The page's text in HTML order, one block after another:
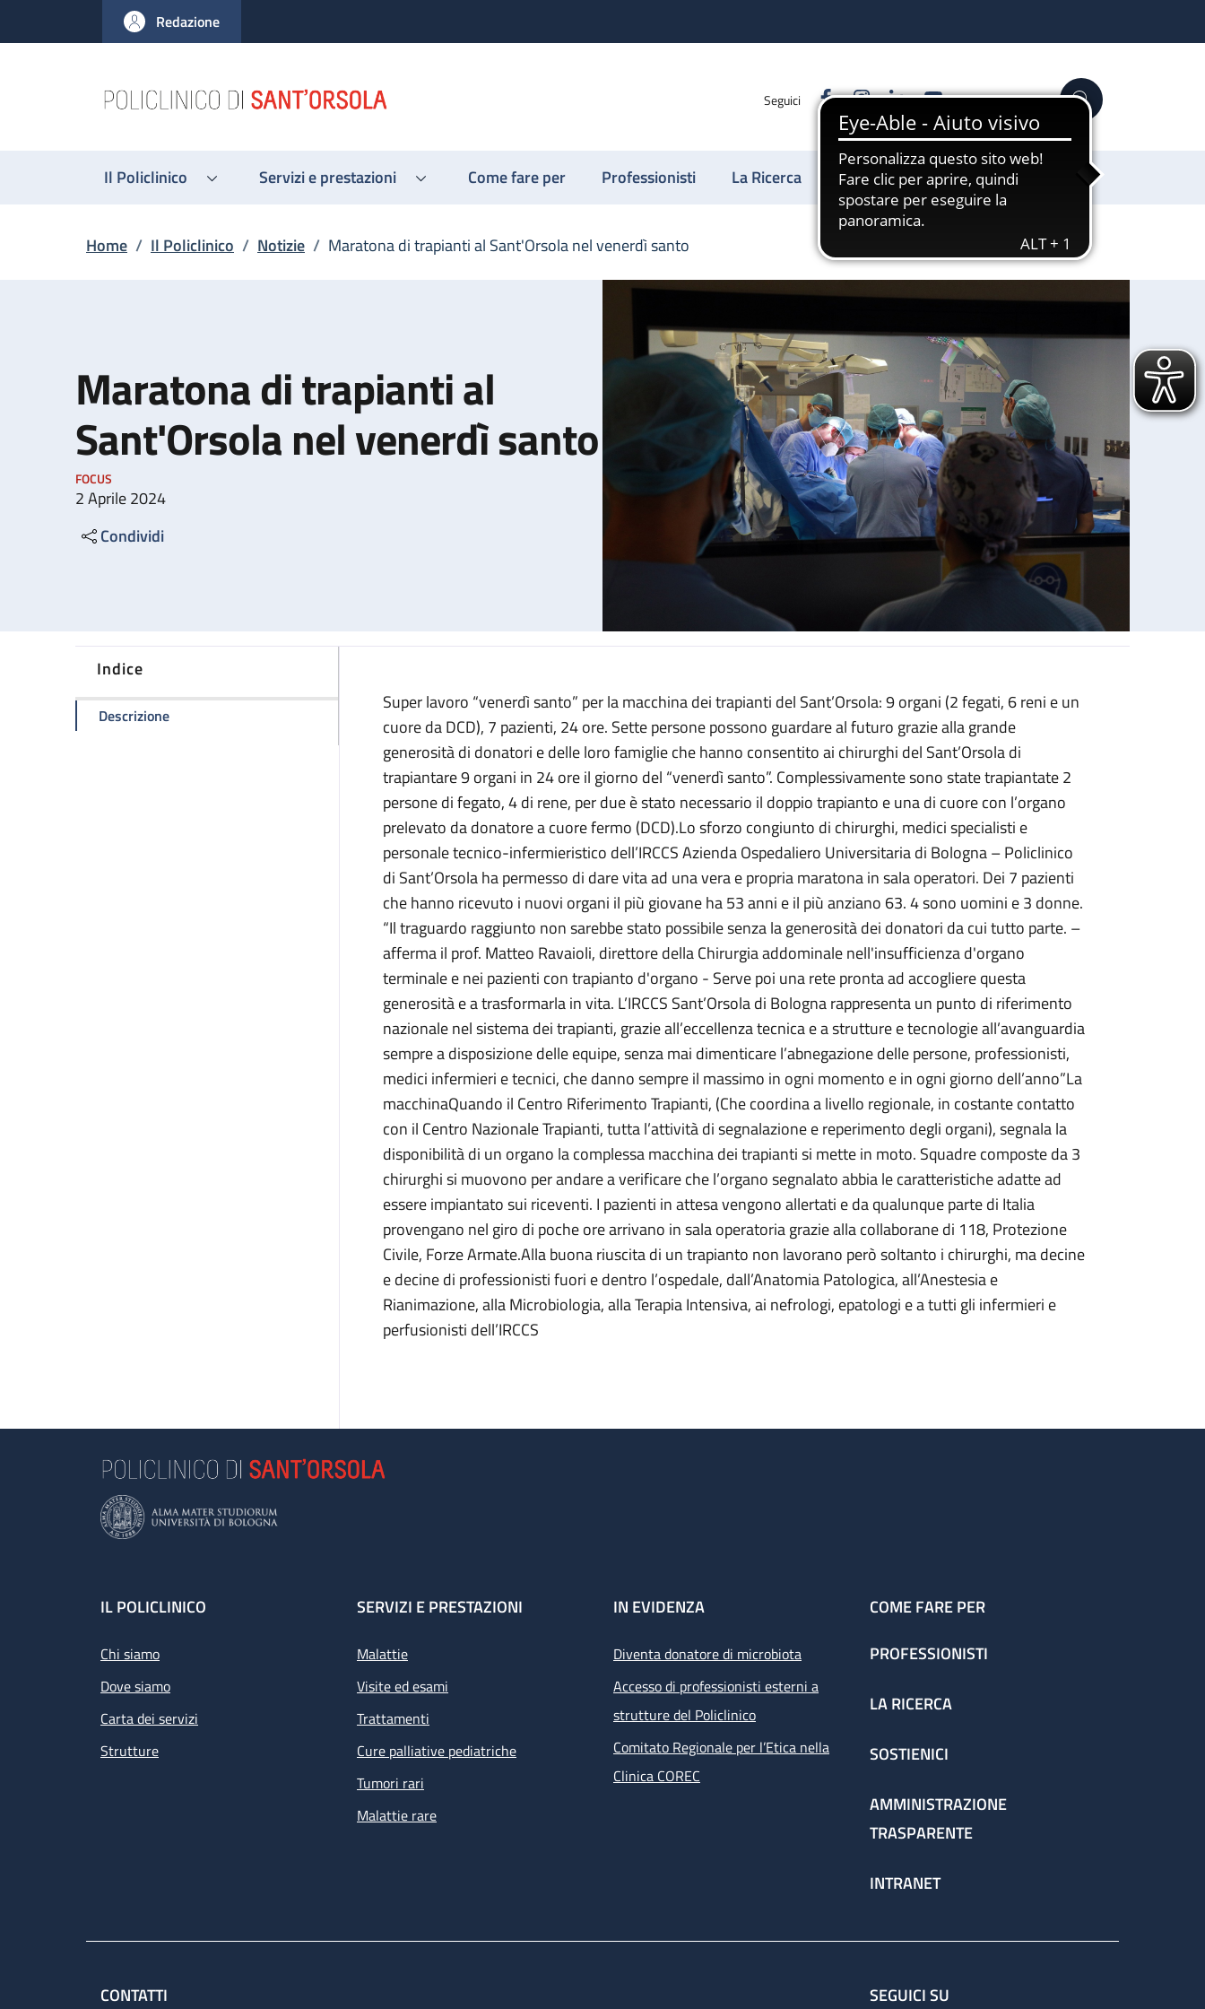
al contenuto principale
to footer content
Redazione
Seguici FacebookInstagram
LinkedinYouTube Cerca
Il Policlinico Servizi e prestazioni Come fare per Professionisti La Ricerca Sostienici
Briciole di pane
Home / Il Policlinico / Notizie / Maratona di trapianti al Sant'Orsola nel venerdì santo
Maratona di trapianti al
Sant'Orsola nel venerdì santo
FOCUS
2 Aprile 2024
Condividi
Indice
Descrizionedella pagina Maratona di trapianti al Sant'Orsola nel venerdì santo
Super lavoro “venerdì santo” per la macchina dei trapianti del Sant’Orsola: 9 organi (2 fegati, 6 reni e un
cuore da DCD), 7 pazienti, 24 ore. Sette persone possono guardare al futuro grazie alla grande
generosità di donatori e delle loro famiglie che hanno consentito ai chirurghi del Sant’Orsola di
trapiantare 9 organi in 24 ore il giorno del “venerdì santo”. Complessivamente sono state trapiantate 2
persone di fegato, 4 di rene, per due è stato necessario il doppio trapianto e una di cuore con l’organo
prelevato da donatore a cuore fermo (DCD).Lo sforzo congiunto di chirurghi, medici specialisti e
personale tecnico-infermieristico dell’IRCCS Azienda Ospedaliero Universitaria di Bologna – Policlinico
di Sant’Orsola ha permesso di dare vita ad una vera e propria maratona in sala operatori. Dei 7 pazienti
che hanno ricevuto i nuovi organi il più giovane ha 53 anni e il più anziano 63. 4 sono uomini e 3 donne.
“Il traguardo raggiunto non sarebbe stato possibile senza la generosità dei donatori da cui tutto parte. –
afferma il prof. Matteo Ravaioli, direttore della Chirurgia addominale nell'insufficienza d'organo
terminale e nei pazienti con trapianto d'organo - Serve poi una rete pronta ad accogliere questa
generosità e a trasformarla in vita. L’IRCCS Sant’Orsola di Bologna rappresenta un punto di riferimento
nazionale nel sistema dei trapianti, grazie all’eccellenza tecnica e a strutture e tecnologie all’avanguardia
sempre a disposizione delle equipe, senza mai dimenticare l’abnegazione delle persone, professionisti,
medici infermieri e tecnici, che danno sempre il massimo in ogni momento e in ogni giorno dell’anno”La
macchinaQuando il Centro Riferimento Trapianti, (Che coordina a livello regionale, in costante contatto
con il Centro Nazionale Trapianti, tutta l’attività di segnalazione e reperimento degli organi), segnala la
disponibilità di un organo la complessa macchina dei trapianti si mette in moto. Squadre composte da 3
chirurghi si muovono per andare a verificare che l’organo segnalato abbia le caratteristiche adatte ad
essere impiantato sui riceventi. I pazienti in attesa vengono allertati e da qualunque parte di Italia
provengano nel giro di poche ore arrivano in sala operatoria grazie alla collaborane di 118, Protezione
Civile, Forze Armate.Alla buona riuscita di un trapianto non lavorano però soltanto i chirurghi, ma decine
e decine di professionisti fuori e dentro l’ospedale, dall’Anatomia Patologica, all’Anestesia e
Rianimazione, alla Microbiologia, alla Terapia Intensiva, ai nefrologi, epatologi e a tutti gli infermieri e
perfusionisti dell’IRCCS
Footer
IL POLICLINICO
Chi siamo
Dove siamo
Carta dei servizi
Strutture
SERVIZI E PRESTAZIONI
Malattie
Visite ed esami
Trattamenti
Cure palliative pediatriche
Tumori rari
Malattie rare
IN EVIDENZA
Diventa donatore di microbiota
Accesso di professionisti esterni a
strutture del Policlinico
Comitato Regionale per l’Etica nella
Clinica COREC
COME FARE PER
PROFESSIONISTI
LA RICERCA
SOSTIENICI
AMMINISTRAZIONE
TRASPARENTE
INTRANET
CONTATTI SEGUICI SU